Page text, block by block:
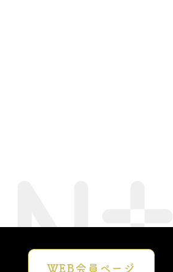
WEB会員 ページ